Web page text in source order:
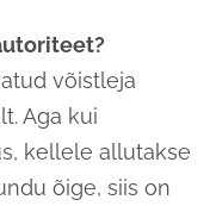
võistleja
Aga kui
kellele allutakse
õige, siis on